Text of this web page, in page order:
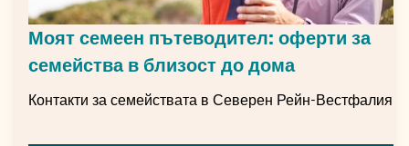
Моят семеен пътеводител: оферти за
семейства в близост до дома
Контакти за семействата в Северен Рейн-Вестфалия